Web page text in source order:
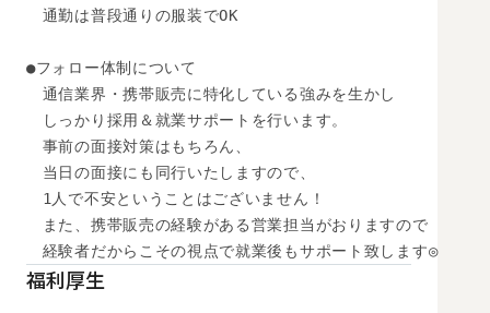
通勤は普段通りの服装でOK
●フォロー体制について
通信業界・携帯販売に特化している強みを生かし
しっかり採用＆就業サポートを行います。
事前の面接対策はもちろん、
当日の面接にも同行いたしますので、
1人で不安ということはございません！
また、携帯販売の経験がある営業担当がおりますので
経験者だからこその視点で就業後もサポート致します◎
福利厚生